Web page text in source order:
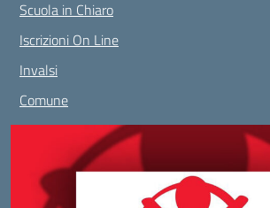
Scuola in Chiaro
Iscrizioni On Line
Invalsi
Comune